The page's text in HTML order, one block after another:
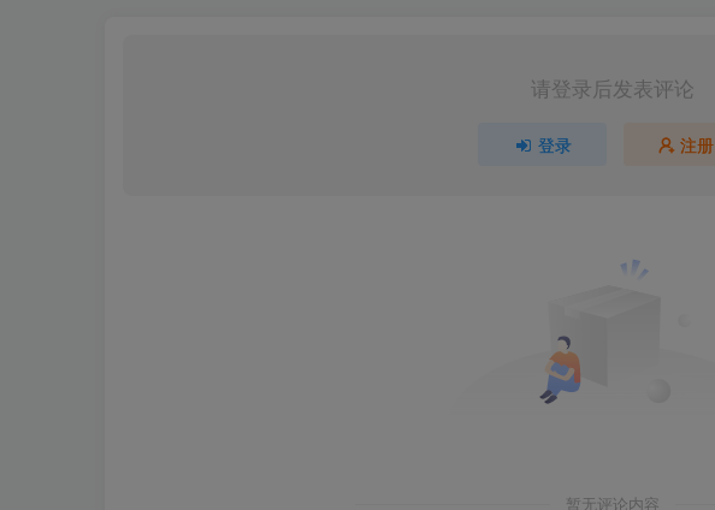
请登录后发表评论
登录 注册
暂无评论内容